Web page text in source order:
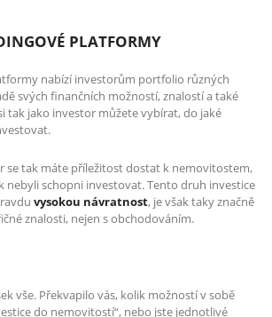
PLATFORMY
nabízí investorům portfolio různých
svých finančních možností, znalostí a také
tak jako investor můžete vybírat, do jaké
se tak máte příležitost dostat k nemovitostem,
nebyli schopni investovat. Tento druh investice
vysokou návratnost, je však taky značně
znalosti, nejen s obchodováním.
vše. Překvapilo vás, kolik možností v sobě
do nemovitostí“, nebo jste jednotlivé